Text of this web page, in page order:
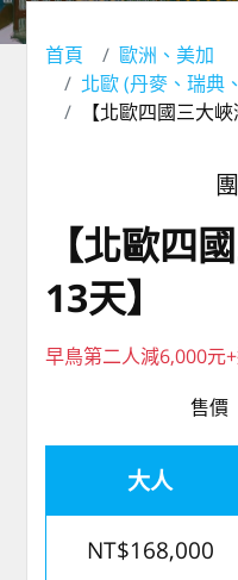
首頁
歐洲、美加
北歐 (丹麥、瑞典
【北歐四國三大
【北歐四
13天】
早鳥第二人減6,000元
售價
大人
NT$168,000